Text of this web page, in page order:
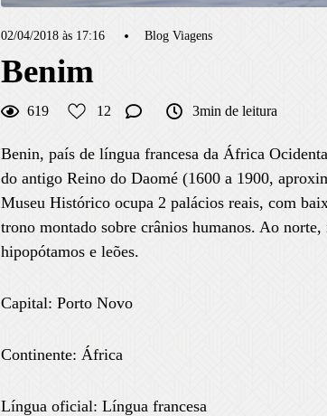
02/04/2018 às 17:16 Blog Viagens
Benim
619 12 3min de leitura
Benin, país de língua francesa da África
do antigo Reino do Daomé (1600 a 1900,
Museu Histórico ocupa 2 palácios reais, com
trono montado sobre crânios humanos. Ao
hipopótamos e leões.
Capital: Porto Novo
Continente: África
Língua oficial: Língua francesa